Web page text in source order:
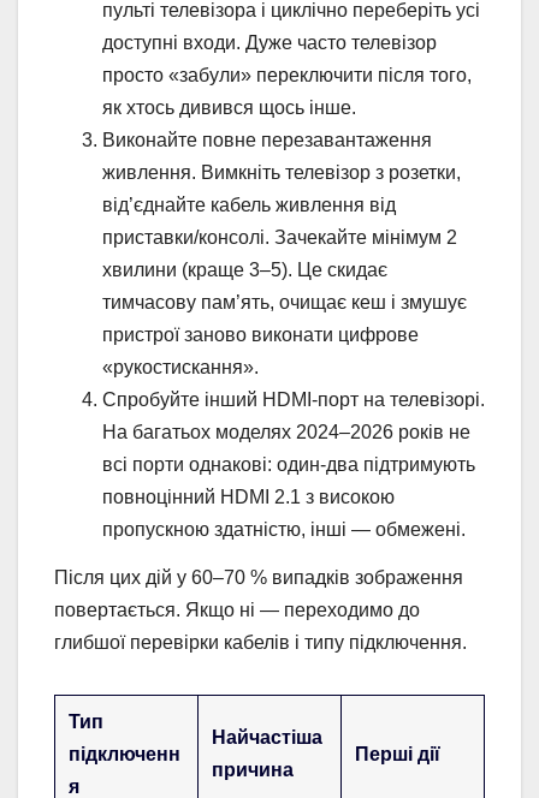
пульті телевізора і циклічно переберіть усі
доступні входи. Дуже часто телевізор
просто «забули» переключити після того,
як хтось дивився щось інше.
Виконайте повне перезавантаження
живлення. Вимкніть телевізор з розетки,
від’єднайте кабель живлення від
приставки/консолі. Зачекайте мінімум 2
хвилини (краще 3–5). Це скидає
тимчасову пам’ять, очищає кеш і змушує
пристрої заново виконати цифрове
«рукостискання».
Спробуйте інший HDMI-порт на телевізорі.
На багатьох моделях 2024–2026 років не
всі порти однакові: один-два підтримують
повноцінний HDMI 2.1 з високою
пропускною здатністю, інші — обмежені.
Після цих дій у 60–70 % випадків зображення
повертається. Якщо ні — переходимо до
глибшої перевірки кабелів і типу підключення.
Тип
підключенн
я
Найчастіша
причина
Перші дії